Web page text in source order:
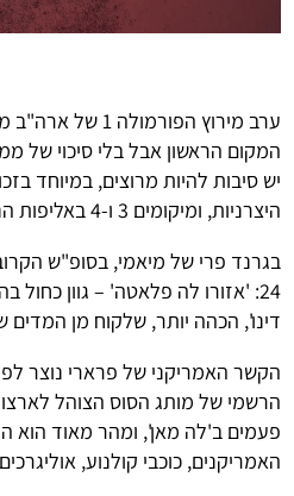
ערב מירוץ
המקום הראשון אבל בלי סיכוי של
יש סיבות להיות מרוצים, במיוחד
היצרניות, ומיקומים 3 ו-4 באליפות הנהגים עם
24: 'אזורו לה פלאטה' – גוון
דינו', הכהה יותר, שלקוח מן המדים
הקשר האמריקני של פרארי נוצר לפני 70 שנים, באפריל 1954,
הרשמי של מותג הסוס הצוהל
פעמים ב'לה מאן', ומהר מאוד הוא
האמריקנים, כוכבי קולנוע,